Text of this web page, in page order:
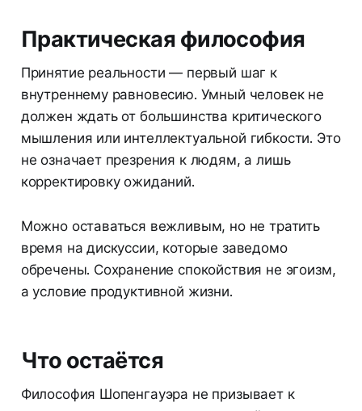
Практическая философия
Принятие реальности — первый шаг к
внутреннему равновесию. Умный человек не
должен ждать от большинства критического
мышления или интеллектуальной гибкости. Это
не означает презрения к людям, а лишь
корректировку ожиданий.
Можно оставаться вежливым, но не тратить
время на дискуссии, которые заведомо
обречены. Сохранение спокойствия не эгоизм,
а условие продуктивной жизни.
Что остаётся
Философия Шопенгауэра не призывает к